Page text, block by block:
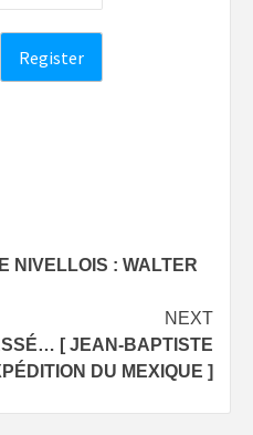
NIVELLOIS : WALTER
NEXT
[ JEAN-BAPTISTE
DU MEXIQUE ]